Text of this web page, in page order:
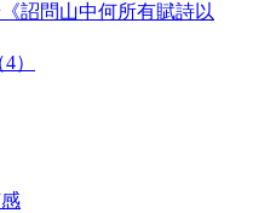
詔問山中何所有賦詩以
）